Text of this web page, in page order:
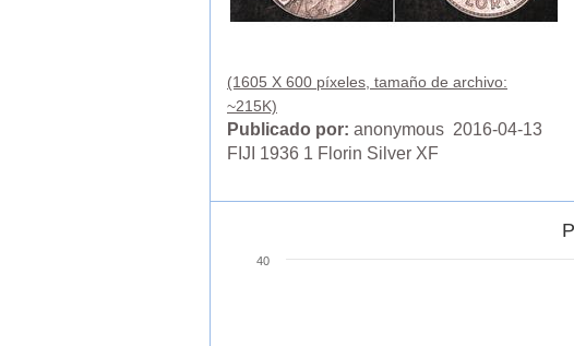
(1605 X 600 píxeles, tamaño de archivo:
~215K)
Publicado por: anonymous 2016-04-13
FIJI 1936 1 Florin Silver XF